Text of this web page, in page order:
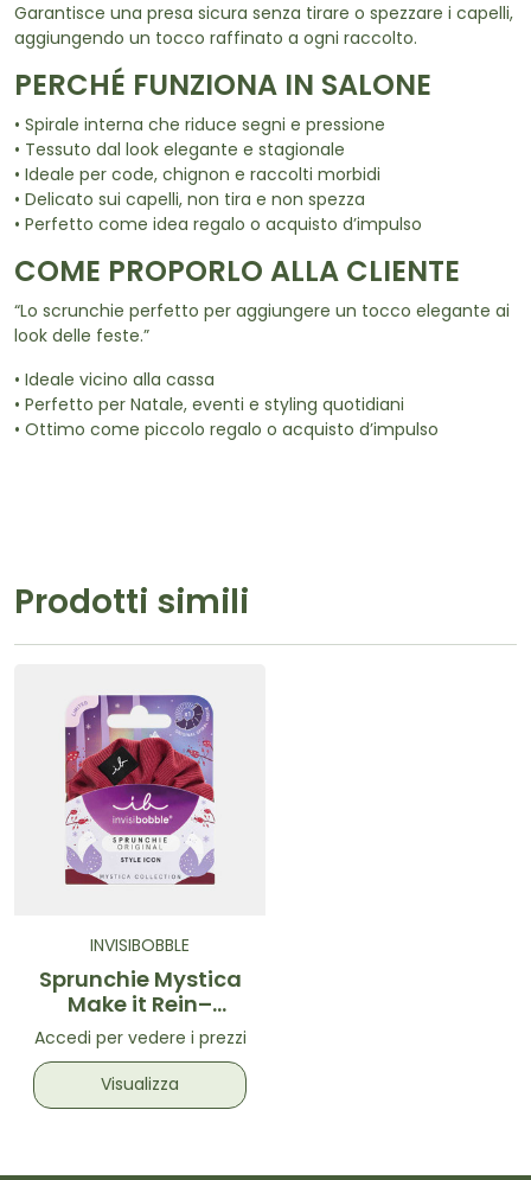
Garantisce una presa sicura senza tirare o spezzare i capelli,
aggiungendo un tocco raffinato a ogni raccolto.
PERCHÉ FUNZIONA IN SALONE
• Spirale interna che riduce segni e pressione
• Tessuto dal look elegante e stagionale
• Ideale per code, chignon e raccolti morbidi
• Delicato sui capelli, non tira e non spezza
• Perfetto come idea regalo o acquisto d’impulso
COME PROPORLO ALLA CLIENTE
“Lo scrunchie perfetto per aggiungere un tocco elegante ai
look delle feste.”
• Ideale vicino alla cassa
• Perfetto per Natale, eventi e styling quotidiani
• Ottimo come piccolo regalo o acquisto d’impulso
Prodotti simili
INVISIBOBBLE
Sprunchie Mystica
Make it Rein–
Elastico in tessuto
Rosso con spirale
interna
Accedi per vedere i prezzi
Visualizza